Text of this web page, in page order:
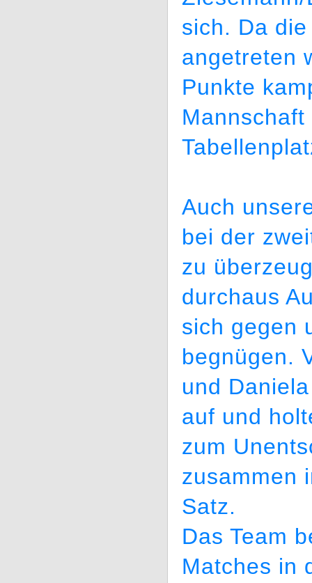
sich. Da
angetreten
Punkte
Auch
bei der
zu
durchaus
sich gegen
begnügen.
und
auf und
zum
zusammen
Satz.
Das Team
Matches in